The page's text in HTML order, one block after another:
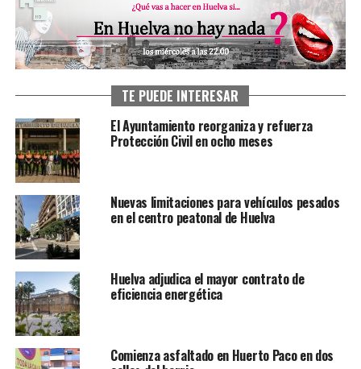
TE PUEDE INTERESAR
El Ayuntamiento reorganiza y refuerza
Protección Civil en ocho meses
Nuevas limitaciones para vehículos pesados
en el centro peatonal de Huelva
Huelva adjudica el mayor contrato de
eficiencia energética
Comienza asfaltado en Huerto Paco en dos